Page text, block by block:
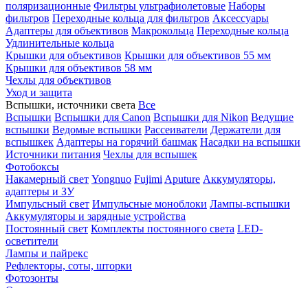
поляризационные Фильтры ультрафиолетовые Наборы
фильтров Переходные кольца для фильтров Аксессуары
Адаптеры для объективов Макрокольца Переходные кольца
Удлинительные кольца
Крышки для объективов Крышки для объективов 55 мм
Крышки для объективов 58 мм
Чехлы для объективов
Уход и защита
Вспышки, источники света Все
Вспышки Вспышки для Canon Вспышки для Nikon Ведущие
вспышки Ведомые вспышки Рассеиватели Держатели для
вспышкек Адаптеры на горячий башмак Насадки на вспышки
Источники питания Чехлы для вспышек
Фотобоксы
Накамерный свет Yongnuo Fujimi Aputure Аккумуляторы,
адаптеры и ЗУ
Импульсный свет Импульсные моноблоки Лампы-вспышки
Аккумуляторы и зарядные устройства
Постоянный свет Комплекты постоянного света LED-
осветители
Лампы и пайрекс
Рефлекторы, соты, шторки
Фотозонты